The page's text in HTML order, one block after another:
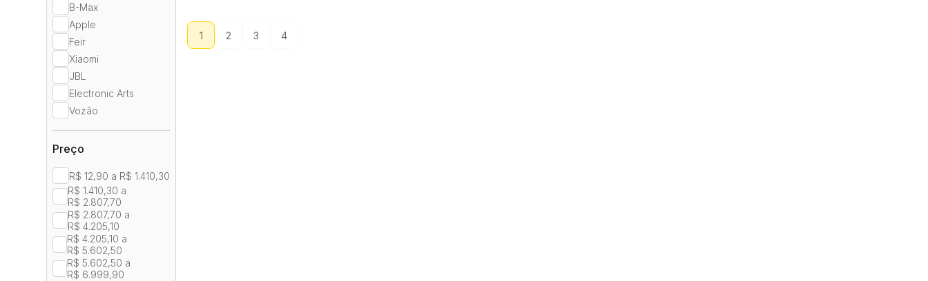
B-Max
Apple
Feir
Xiaomi
JBL
Electronic Arts
Vozão
Preço
R$ 12,90 a R$ 1.410,30
R$ 1.410,30 a
R$ 2.807,70
R$ 2.807,70 a
R$ 4.205,10
R$ 4.205,10 a
R$ 5.602,50
R$ 5.602,50 a
R$ 6.999,90
1 2 3 4